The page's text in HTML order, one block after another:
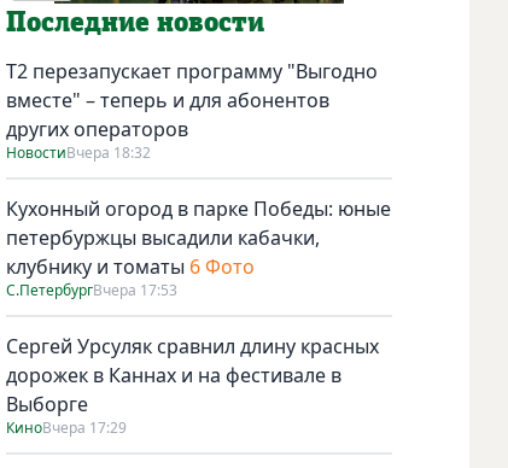
Социальная реклама
Последние новости
Т2 перезапускает программу "Выгодно
вместе" – теперь и для абонентов
других операторов
НовостиВчера 18:32
Кухонный огород в парке Победы: юные
петербуржцы высадили кабачки,
клубнику и томаты 6 Фото
С.ПетербургВчера 17:53
Сергей Урсуляк сравнил длину красных
дорожек в Каннах и на фестивале в
Выборге
КиноВчера 17:29